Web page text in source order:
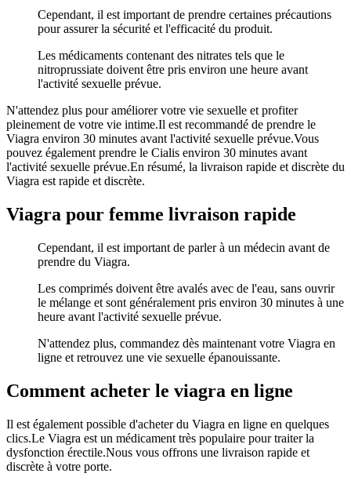
Cependant, il est important de prendre certaines précautions
pour assurer la sécurité et l'efficacité du produit.
Les médicaments contenant des nitrates tels que le
nitroprussiate doivent être pris environ une heure avant
l'activité sexuelle prévue.
N'attendez plus pour améliorer votre vie sexuelle et profiter
pleinement de votre vie intime.Il est recommandé de prendre le
Viagra environ 30 minutes avant l'activité sexuelle prévue.Vous
pouvez également prendre le Cialis environ 30 minutes avant
l'activité sexuelle prévue.En résumé, la livraison rapide et discrète du
Viagra est rapide et discrète.
Viagra pour femme livraison rapide
Cependant, il est important de parler à un médecin avant de
prendre du Viagra.
Les comprimés doivent être avalés avec de l'eau, sans ouvrir
le mélange et sont généralement pris environ 30 minutes à une
heure avant l'activité sexuelle prévue.
N'attendez plus, commandez dès maintenant votre Viagra en
ligne et retrouvez une vie sexuelle épanouissante.
Comment acheter le viagra en ligne
Il est également possible d'acheter du Viagra en ligne en quelques
clics.Le Viagra est un médicament très populaire pour traiter la
dysfonction érectile.Nous vous offrons une livraison rapide et
discrète à votre porte.